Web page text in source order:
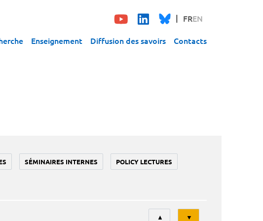
FREN
Enseignement Diffusion des savoirs Contacts
SÉMINAIRES INTERNES POLICY LECTURES
Tri
▲ ▼